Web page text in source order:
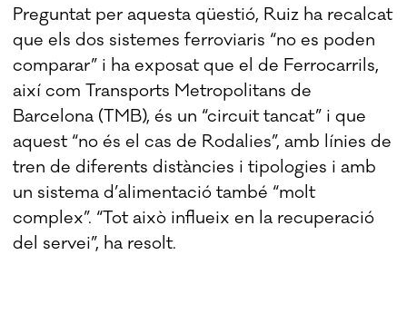
Preguntat per aquesta qüestió, Ruiz ha recalcat
que els dos sistemes ferroviaris “no es poden
comparar” i ha exposat que el de Ferrocarrils,
així com Transports Metropolitans de
Barcelona (TMB), és un “circuit tancat” i que
aquest “no és el cas de Rodalies”, amb línies de
tren de diferents distàncies i tipologies i amb
un sistema d’alimentació també “molt
complex”. “Tot això influeix en la recuperació
del servei”, ha resolt.